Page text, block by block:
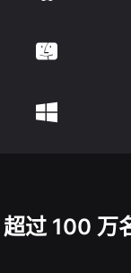
超过 100 万